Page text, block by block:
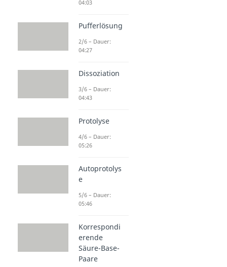
04:03
Pufferlösung
2/6 – Dauer:
04:27
Dissoziation
3/6 – Dauer:
04:43
Protolyse
4/6 – Dauer:
05:26
Autoprotolys
e
5/6 – Dauer:
05:46
Korrespondi
erende
Säure-Base-
Paare